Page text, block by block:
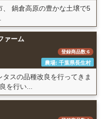
鍋倉高原の豊かな土壌で5
ァーム
登録商品数:6
農場: 千葉県長生村
スの品種改良を行ってきま
を行い...